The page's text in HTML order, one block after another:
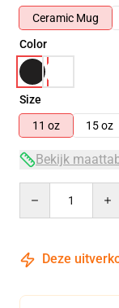
Ceramic Mug
Color
Size
11 oz
15 oz
Bekijk
Deze